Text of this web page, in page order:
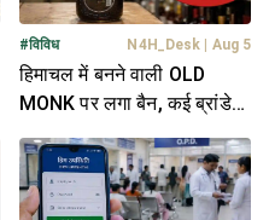
#विविध N4H_Desk | Aug 5
हिमाचल में बनने वाली OLD
MONK पर लगा बैन, कई ब्रांडेड